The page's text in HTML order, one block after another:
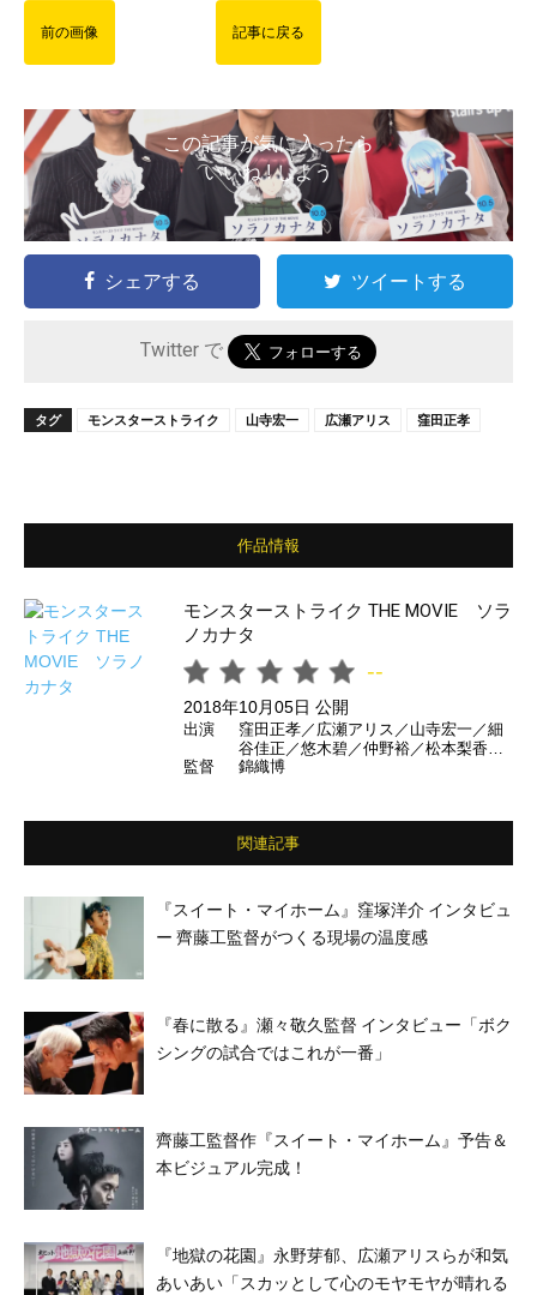
前の画像 記事に戻る
この記事が気に入ったら
いいね ! しよう
シェアする ツイートする
Twitter で
タグ モンスターストライク 山寺宏一 広瀬アリス 窪田正孝
作品情報
モンスターストライク THE MOVIE ソラ
ノカナタ
--
2018年10月05日 公開
出演
窪田正孝／広瀬アリス／山寺宏一／細
谷佳正／悠木碧／仲野裕／松本梨香／
土井美加／杉田智和／島崎信長／田丸
監督 錦織博
関連記事
『スイート・マイホーム』窪塚洋介 インタビュ
ー 齊藤工監督がつくる現場の温度感
『春に散る』瀬々敬久監督 インタビュー「ボク
シングの試合ではこれが一番」
齊藤工監督作『スイート・マイホーム』予告＆
本ビジュアル完成！
『地獄の花園』永野芽郁、広瀬アリスらが和気
あいあい「スカッとして心のモヤモヤが晴れる